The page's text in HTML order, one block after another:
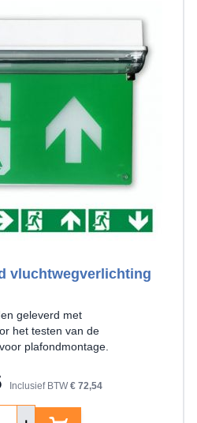
vluchtwegverlichting
geleverd met
het testen van de
plafondmontage.
Inclusief BTW € 72,54